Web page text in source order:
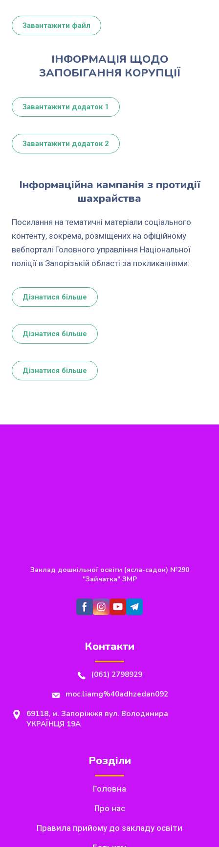
Завантажити файл
ІНФОРМАЦІЯ ЩОДО
ЗАПОБІГАННЯ КОРУПЦІЇ
Завантажити додаток 1
Завантажити додаток 2
Інформаційна кампанія з протидії
шахрайства
Посилання на тематичні матеріали соціального
контенту, зокрема, розміщених на офіційному
вебпорталі Головного управління Національної
поліції в Запорізькій області за покликаннями:
Дізнатися більше
Дізнатися більше
Дізнатися більше
Заклад дошкільної освіти (ясла-садок) №290
"Зайчатка" ЗМР
Контакти
(061) 2798929
moc.liamg%40adhzedan092
69118, м. Запоріжжя вул. Володимира
УКРАЇНЦЯ 19А
Розділи
Головна
Про нас
Правила прийому до закладу освіти